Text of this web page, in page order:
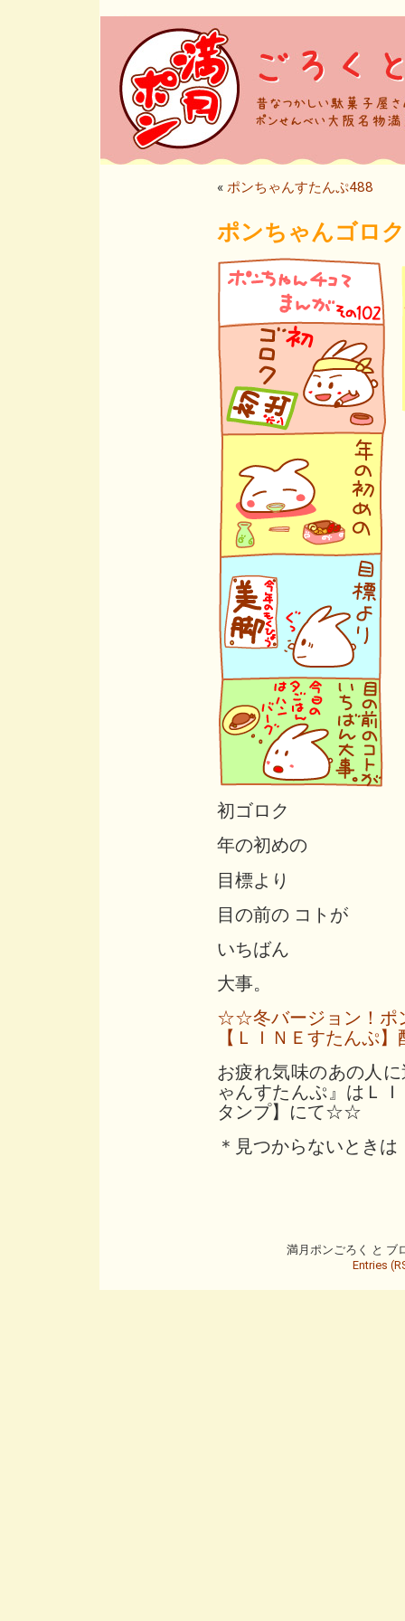
« ポンちゃんすたんぷ488
ポンちゃんゴロ
初ゴロク
年の初めの
目標より
目の前の コトが
いちばん
大事。
☆☆冬バージョン！ポ
【ＬＩＮＥすたんぷ
お疲れ気味のあの人
ゃんすたんぷ』はＬ
タンプ】にて☆☆
＊見つからないときは
満月ポンごろく と ブ
Entries